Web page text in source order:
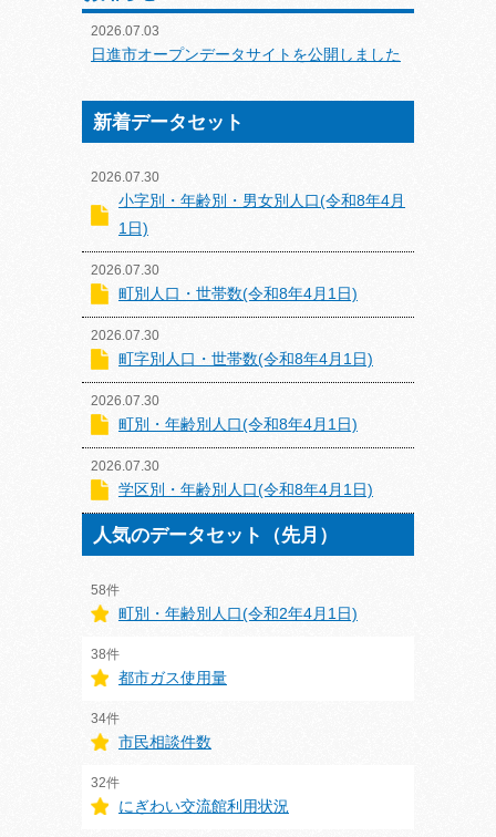
2026.07.03
日進市オープンデータサイトを公開しました
新着データセット
2026.07.30
小字別・年齢別・男女別人口(令和8年4月
1日)
2026.07.30
町別人口・世帯数(令和8年4月1日)
2026.07.30
町字別人口・世帯数(令和8年4月1日)
2026.07.30
町別・年齢別人口(令和8年4月1日)
2026.07.30
学区別・年齢別人口(令和8年4月1日)
人気のデータセット（先月）
58件
町別・年齢別人口(令和2年4月1日)
38件
都市ガス使用量
34件
市民相談件数
32件
にぎわい交流館利用状況